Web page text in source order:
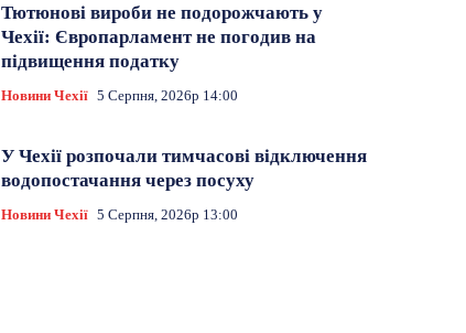
Тютюнові вироби не подорожчають у
Чехії: Європарламент не погодив на
підвищення податку
Новини Чехії 5 Серпня, 2026р 14:00
У Чехії розпочали тимчасові відключення
водопостачання через посуху
Новини Чехії 5 Серпня, 2026р 13:00